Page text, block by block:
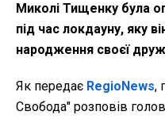
Миколі Тищенку була
під час локдауну, яку
народження своєї
Як передає RegioNews,
Свобода" розповів